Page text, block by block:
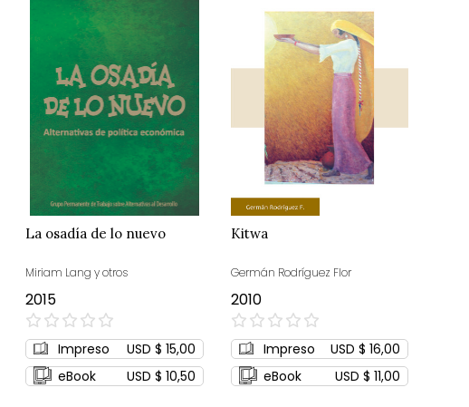
La osadía de lo nuevo
Miriam Lang y otros
2015
0%
Impreso
USD $ 15,00
eBook
USD $ 10,50
Kitwa
Germán Rodríguez Flor
2010
0%
Impreso
USD $ 16,00
eBook
USD $ 11,00